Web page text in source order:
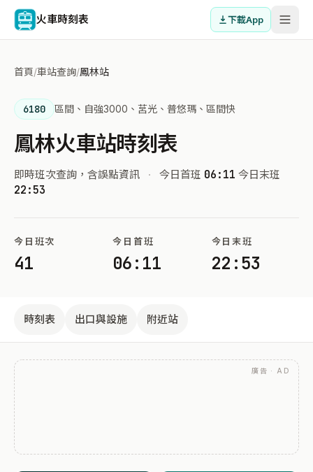
火車時刻表 下載App
首頁/車站查詢/鳳林站
6180 區間、自強3000、莒光、普悠瑪、區間快
鳳林火車站時刻表
即時班次查詢，含誤點資訊 · 今日首班 06:11 今日末班
22:53
今日班次
41
今日首班
06:11
今日末班
22:53
時刻表 出口與設施 附近站
廣告 · AD